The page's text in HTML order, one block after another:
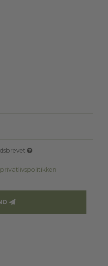
privatlivspolitikken